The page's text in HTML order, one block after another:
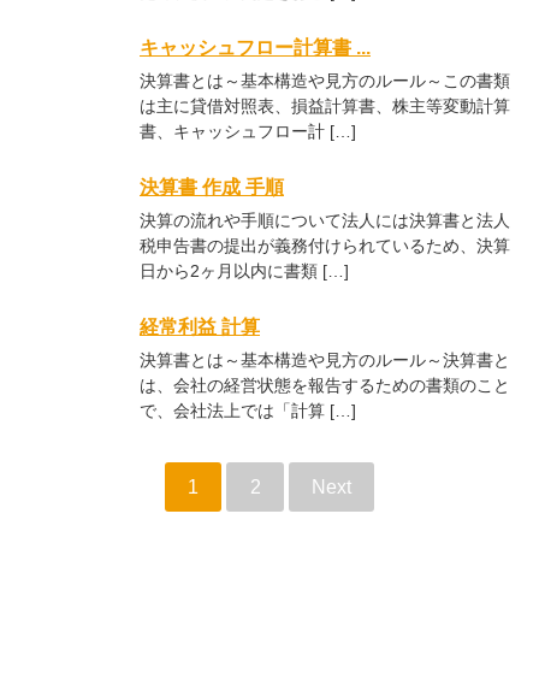
キャッシュフロー計算書 ...
決算書とは～基本構造や見方のルール～この書類
は主に貸借対照表、損益計算書、株主等変動計算
書、キャッシュフロー計 […]
決算書 作成 手順
決算の流れや手順について法人には決算書と法人
税申告書の提出が義務付けられているため、決算
日から2ヶ月以内に書類 […]
経常利益 計算
決算書とは～基本構造や見方のルール～決算書と
は、会社の経営状態を報告するための書類のこと
で、会社法上では「計算 […]
1 2 Next